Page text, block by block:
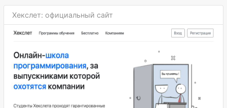
Хекслет: официальный сайт